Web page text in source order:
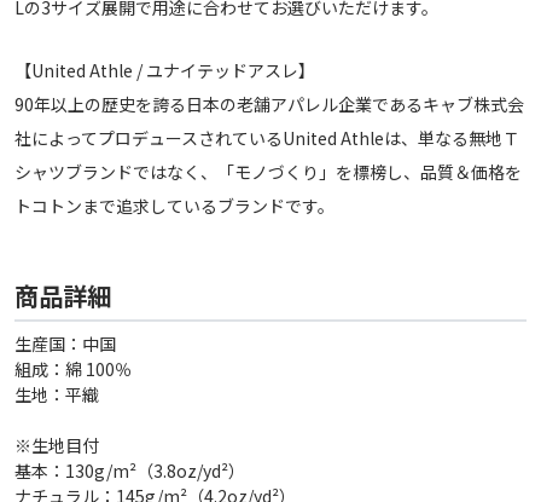
Lの3サイズ展開で用途に合わせてお選びいただけます。
【United Athle / ユナイテッドアスレ】
90年以上の歴史を誇る日本の老舗アパレル企業であるキャブ株式会
社によってプロデュースされているUnited Athleは、単なる無地Ｔ
シャツブランドではなく、「モノづくり」を標榜し、品質＆価格を
トコトンまで追求しているブランドです。
商品詳細
生産国：中国
組成：綿 100％
生地：平織
※生地目付
基本：130g/m²（3.8oz/yd²）
ナチュラル：145g/m²（4.2oz/yd²）